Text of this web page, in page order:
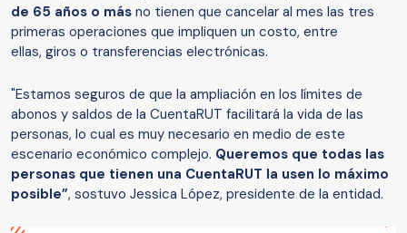
de 65 años o más no tienen que cancelar al mes las tres
primeras operaciones que impliquen un costo, entre
ellas, giros o transferencias electrónicas.
"Estamos seguros de que la ampliación en los límites de
abonos y saldos de la CuentaRUT facilitará la vida de las
personas, lo cual es muy necesario en medio de este
escenario económico complejo. Queremos que todas las
personas que tienen una CuentaRUT la usen lo máximo
posible”, sostuvo Jessica López, presidente de la entidad.